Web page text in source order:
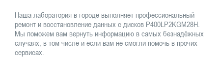
Наша лаборатория в городе выполняет профессиональный
ремонт и восстановление данных с дисков P400LP2KGM28H.
Мы поможем вам вернуть информацию в самых безнадёжных
случаях, в том числе и если вам не смогли помочь в прочих
сервисах.